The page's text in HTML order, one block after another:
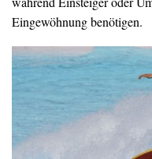
Eingewöhnung benötigen.